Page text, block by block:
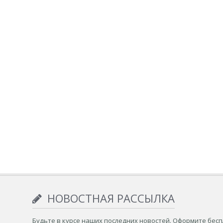
НОВОСТНАЯ РАССЫЛКА
Будьте в курсе наших последних новостей. Оформите